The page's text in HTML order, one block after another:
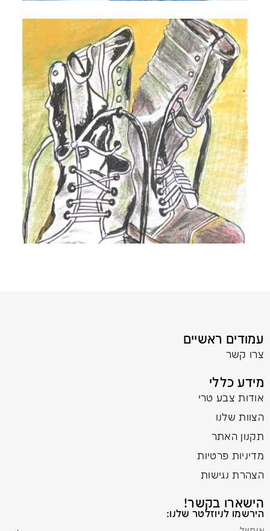
עמודים ראשיים
צרו קשר
מידע כללי
אודות צבע טרי
הצוות שלנו
תקנון האתר
מדיניות פרטיות
הצהרת נגישות
הישארו בקשר!
הירשמו לניוזלטר שלנו: